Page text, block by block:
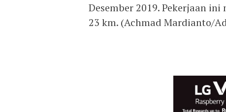
Desember 2019. Pekerjaan
23 km. (Achmad Mardianto/